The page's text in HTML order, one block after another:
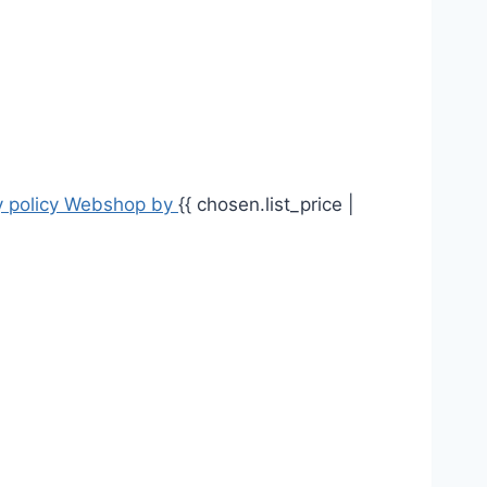
policy Webshop by {{ chosen.list_price |